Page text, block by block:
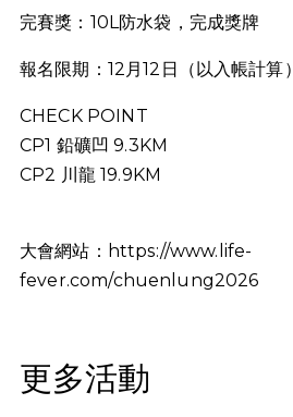
完賽獎：10L防水袋，完成獎牌
報名限期：12月12日（以入帳計算）
CHECK POINT
CP1 鉛礦凹 9.3KM
CP2 川龍 19.9KM
大會網站：https://www.life-
fever.com/chuenlung2026
更多活動